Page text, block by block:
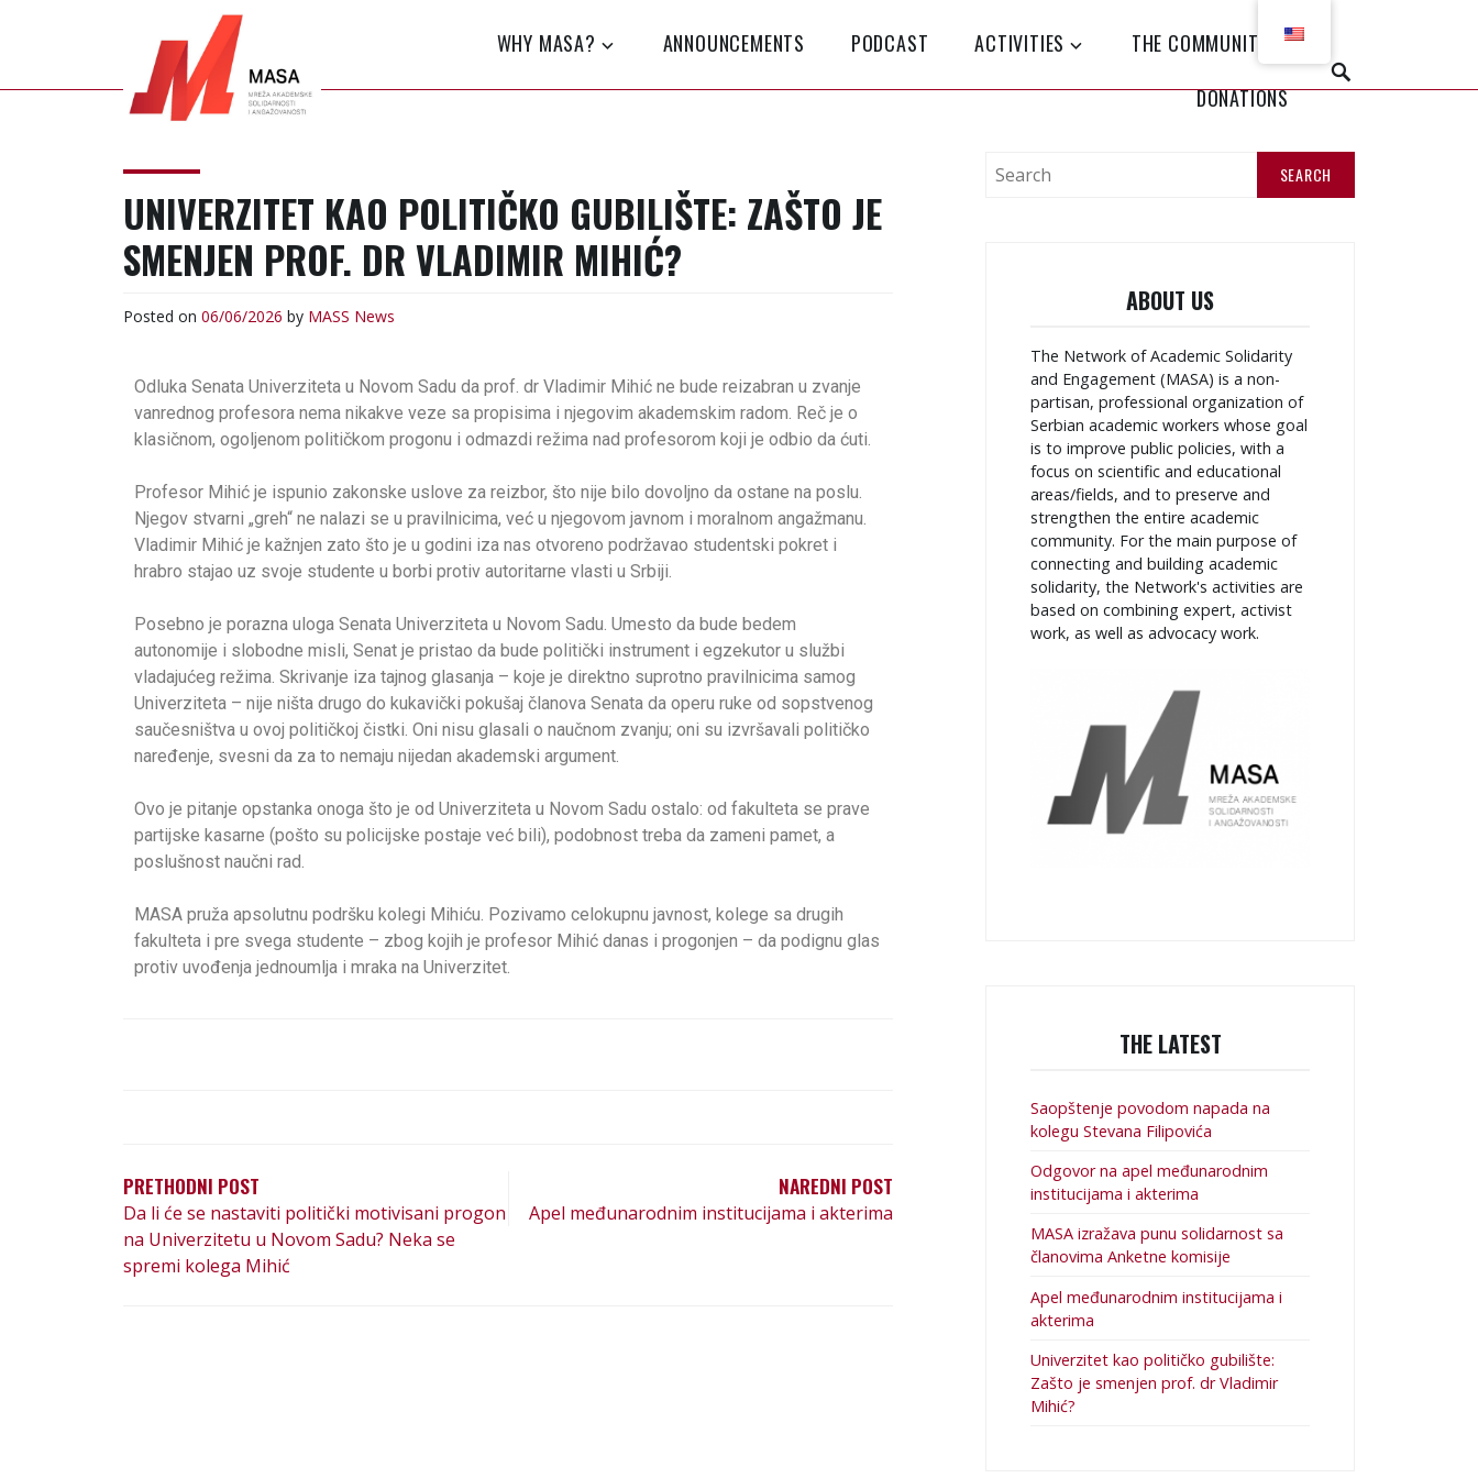
MASS
ACADEMIC SOLIDARITY
AND ENGAGEMENT
WHY MASA? ANNOUNCEMENTS PODCAST ACTIVITIES
THE COMMUNITY
DONATIONS
UNIVERZITET KAO POLITIČKO GUBILIŠTE: ZAŠTO JE
SMENJEN PROF. DR VLADIMIR MIHIĆ?
Posted on 06/06/2026 by MASS News
Odluka Senata Univerziteta u Novom Sadu da prof. dr Vladimir Mihić ne bude reizabran u zvanje
vanrednog profesora nema nikakve veze sa propisima i njegovim akademskim radom. Reč je o
klasičnom, ogoljenom političkom progonu i odmazdi režima nad profesorom koji je odbio da ćuti.
Profesor Mihić je ispunio zakonske uslove za reizbor, što nije bilo dovoljno da ostane na poslu.
Njegov stvarni „greh“ ne nalazi se u pravilnicima, već u njegovom javnom i moralnom angažmanu.
Vladimir Mihić je kažnjen zato što je u godini iza nas otvoreno podržavao studentski pokret i
hrabro stajao uz svoje studente u borbi protiv autoritarne vlasti u Srbiji.
Posebno je porazna uloga Senata Univerziteta u Novom Sadu. Umesto da bude bedem
autonomije i slobodne misli, Senat je pristao da bude politički instrument i egzekutor u službi
vladajućeg režima. Skrivanje iza tajnog glasanja – koje je direktno suprotno pravilnicima samog
Univerziteta – nije ništa drugo do kukavički pokušaj članova Senata da operu ruke od sopstvenog
saučesništva u ovoj političkoj čistki. Oni nisu glasali o naučnom zvanju; oni su izvršavali političko
naređenje, svesni da za to nemaju nijedan akademski argument.
Ovo je pitanje opstanka onoga što je od Univerziteta u Novom Sadu ostalo: od fakulteta se prave
partijske kasarne (pošto su policijske postaje već bili), podobnost treba da zameni pamet, a
poslušnost naučni rad.
MASA pruža apsolutnu podršku kolegi Mihiću. Pozivamo celokupnu javnost, kolege sa drugih
fakulteta i pre svega studente – zbog kojih je profesor Mihić danas i progonjen – da podignu glas
protiv uvođenja jednoumlja i mraka na Univerzitet.
PRETHODNI POST
Da li će se nastaviti politički motivisani progon
na Univerzitetu u Novom Sadu? Neka se
spremi kolega Mihić
NAREDNI POST
Apel međunarodnim institucijama i akterima
ABOUT US
The Network of Academic Solidarity
and Engagement (MASA) is a non-
partisan, professional organization of
Serbian academic workers whose goal
is to improve public policies, with a
focus on scientific and educational
areas/fields, and to preserve and
strengthen the entire academic
community. For the main purpose of
connecting and building academic
solidarity, the Network's activities are
based on combining expert, activist
work, as well as advocacy work.
THE LATEST
Saopštenje povodom napada na
kolegu Stevana Filipovića
Odgovor na apel međunarodnim
institucijama i akterima
MASA izražava punu solidarnost sa
članovima Anketne komisije
Apel međunarodnim institucijama i
akterima
Univerzitet kao političko gubilište:
Zašto je smenjen prof. dr Vladimir
Mihić?